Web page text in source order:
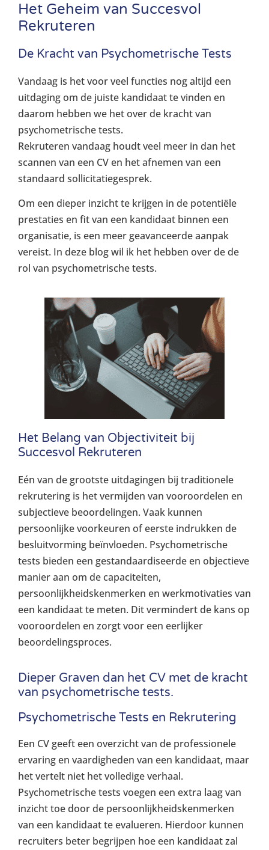
Het Geheim van Succesvol
Rekruteren
De Kracht van Psychometrische Tests
Vandaag is het voor veel functies nog altijd een
uitdaging om de juiste kandidaat te vinden en
daarom hebben we het over de kracht van
psychometrische tests.
Rekruteren vandaag houdt veel meer in dan het
scannen van een CV en het afnemen van een
standaard sollicitatiegesprek.
Om een dieper inzicht te krijgen in de potentiële
prestaties en fit van een kandidaat binnen een
organisatie, is een meer geavanceerde aanpak
vereist. In deze blog wil ik het hebben over de de
rol van psychometrische tests.
Het Belang van Objectiviteit bij
Succesvol Rekruteren
Eén van de grootste uitdagingen bij traditionele
rekrutering is het vermijden van vooroordelen en
subjectieve beoordelingen. Vaak kunnen
persoonlijke voorkeuren of eerste indrukken de
besluitvorming beïnvloeden. Psychometrische
tests bieden een gestandaardiseerde en objectieve
manier aan om de capaciteiten,
persoonlijkheidskenmerken en werkmotivaties van
een kandidaat te meten. Dit vermindert de kans op
vooroordelen en zorgt voor een eerlijker
beoordelingsproces.
Dieper Graven dan het CV met de kracht
van psychometrische tests.
Psychometrische Tests en Rekrutering
Een CV geeft een overzicht van de professionele
ervaring en vaardigheden van een kandidaat, maar
het vertelt niet het volledige verhaal.
Psychometrische tests voegen een extra laag van
inzicht toe door de persoonlijkheidskenmerken
van een kandidaat te evalueren. Hierdoor kunnen
recruiters beter begrijpen hoe een kandidaat zal